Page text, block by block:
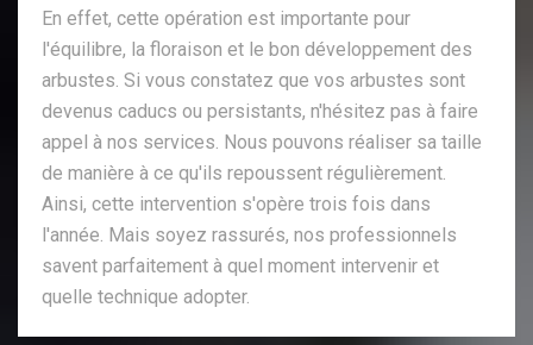
En effet, cette opération est importante pour
l'équilibre, la floraison et le bon développement des
arbustes. Si vous constatez que vos arbustes sont
devenus caducs ou persistants, n'hésitez pas à faire
appel à nos services. Nous pouvons réaliser sa taille
de manière à ce qu'ils repoussent régulièrement.
Ainsi, cette intervention s'opère trois fois dans
l'année. Mais soyez rassurés, nos professionnels
savent parfaitement à quel moment intervenir et
quelle technique adopter.